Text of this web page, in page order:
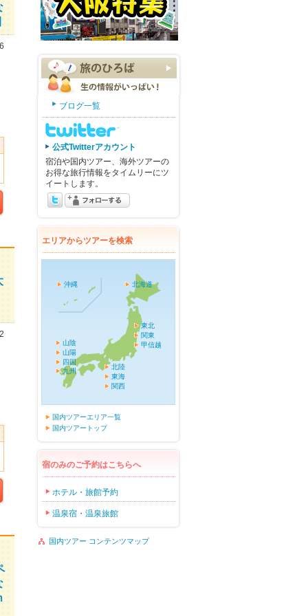
ブログ一覧
公式Twitterアカウント
宿泊や国内ツアー、海外ツアーの
お得な旅行情報をタイムリーにツ
イートします。
エリアからツアーを検索
北海道
東北
関東
甲信越
北陸
東海
関西
山陰
山陽
四国
九州
沖縄
国内ツアーエリア一覧
国内ツアートップ
宿のみのご予約はこちらへ
ホテル・旅館予約
温泉宿・温泉旅館
国内ツアー コンテンツマップ